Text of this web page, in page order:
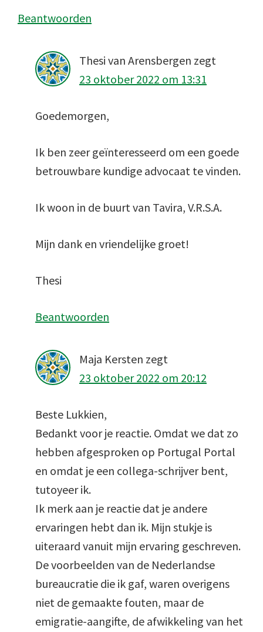
Beantwoorden
Thesi van Arensbergen zegt
23 oktober 2022 om 13:31
Goedemorgen,
Ik ben zeer geïnteresseerd om een goede
betrouwbare kundige advocaat te vinden.
Ik woon in de buurt van Tavira, V.R.S.A.
Mijn dank en vriendelijke groet!
Thesi
Beantwoorden
Maja Kersten zegt
23 oktober 2022 om 20:12
Beste Lukkien,
Bedankt voor je reactie. Omdat we dat zo
hebben afgesproken op Portugal Portal
en omdat je een collega-schrijver bent,
tutoyeer ik.
Ik merk aan je reactie dat je andere
ervaringen hebt dan ik. Mijn stukje is
uiteraard vanuit mijn ervaring geschreven.
De voorbeelden van de Nederlandse
bureaucratie die ik gaf, waren overigens
niet de gemaakte fouten, maar de
emigratie-aangifte, de afwikkeling van het